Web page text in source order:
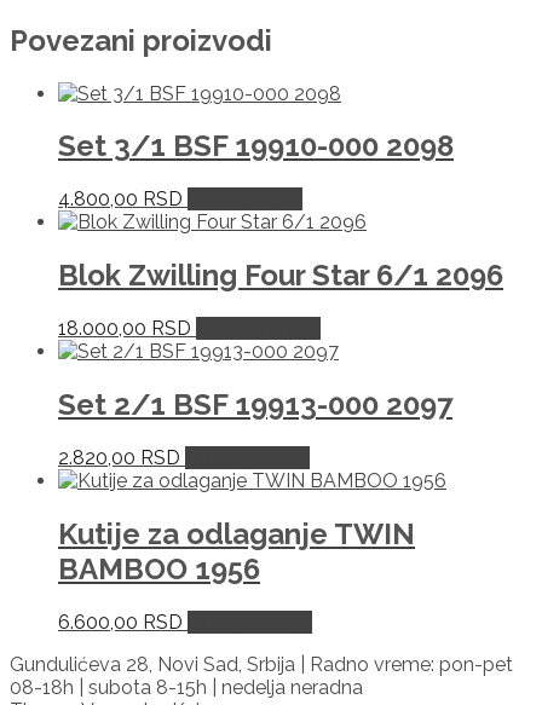
Povezani proizvodi
Set 3/1 BSF 19910-000 2098
4.800,00 RSD
Blok Zwilling Four Star 6/1 2096
18.000,00 RSD
Set 2/1 BSF 19913-000 2097
2.820,00 RSD
Kutije za odlaganje TWIN
BAMBOO 1956
6.600,00 RSD
Gundulićeva 28, Novi Sad, Srbija | Radno vreme: pon-pet
08-18h | subota 8-15h | nedelja neradna